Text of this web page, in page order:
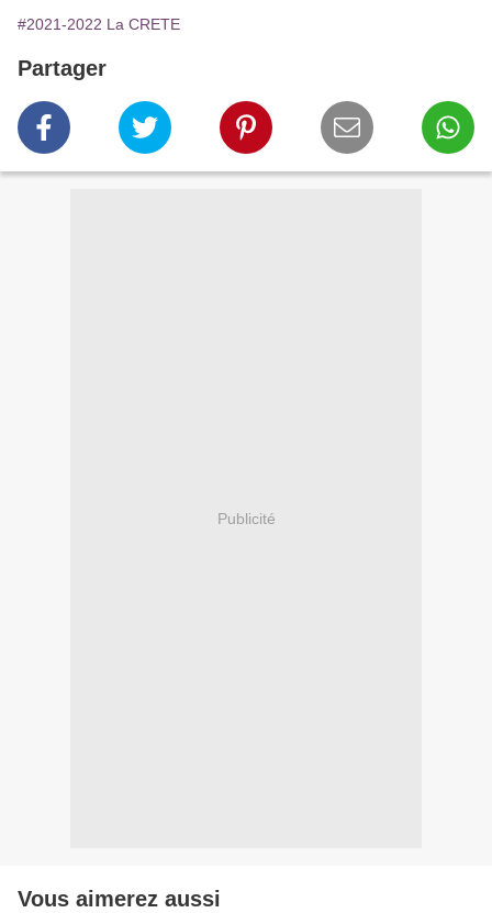
#2021-2022 La CRETE
Partager
Publicité
Vous aimerez aussi